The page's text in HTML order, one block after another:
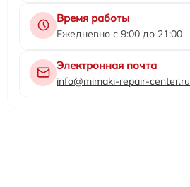
Время работы
Ежедневно с 9:00 до 21:00
Электронная почта
info@mimaki-repair-center.ru